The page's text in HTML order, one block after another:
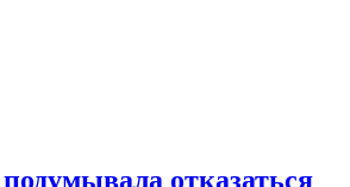
отказаться